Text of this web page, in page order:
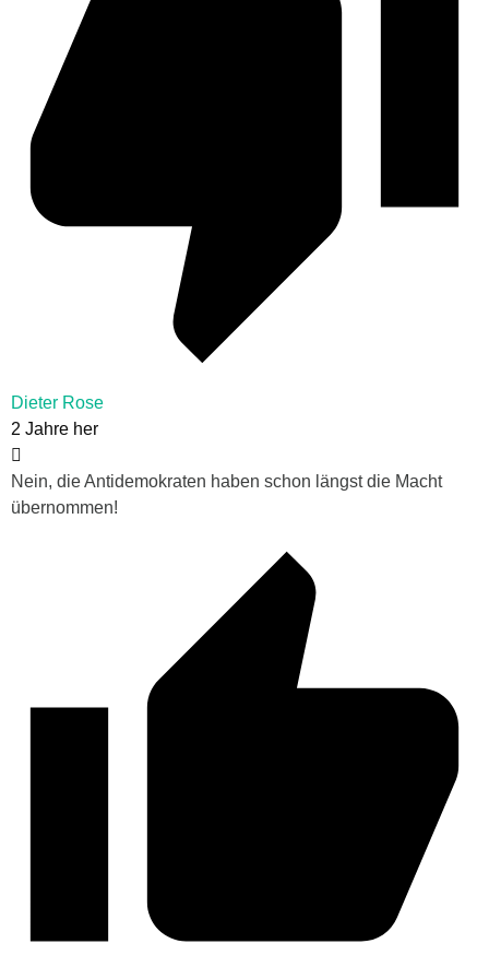
Dieter Rose
2 Jahre her
Nein, die Antidemokraten haben schon längst die Macht
übernommen!